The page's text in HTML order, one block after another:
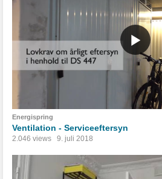
Energispring
Ventilation - Serviceeftersyn
2.046 views 9. juli 2018